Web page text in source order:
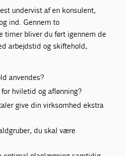
undervist af en konsulent,
ind. Gennem to
timer bliver du ført igennem de
arbejdstid og skiftehold,
anvendes?
hviletid og aflønning?
give din virksomhed ekstra
du skal være